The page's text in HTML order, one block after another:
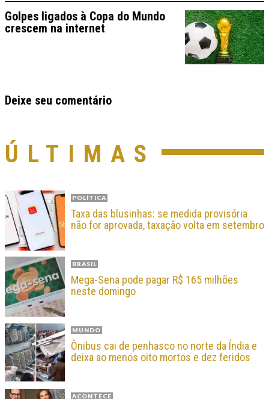
Golpes ligados à Copa do Mundo
crescem na internet
Deixe seu comentário
ÚLTIMAS
POLÍTICA
Taxa das blusinhas: se medida provisória
não for aprovada, taxação volta em setembro
BRASIL
Mega-Sena pode pagar R$ 165 milhões
neste domingo
MUNDO
Ônibus cai de penhasco no norte da Índia e
deixa ao menos oito mortos e dez feridos
ACONTECE